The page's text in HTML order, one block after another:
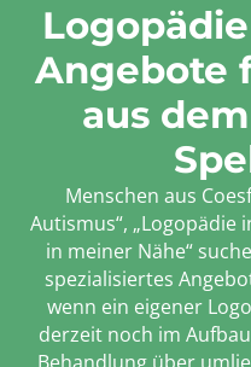
Angebote
aus
Menschen aus
Autismus“, „Logopädie
in meiner Nähe“
spezialisiertes
wenn ein eigener
derzeit noch im